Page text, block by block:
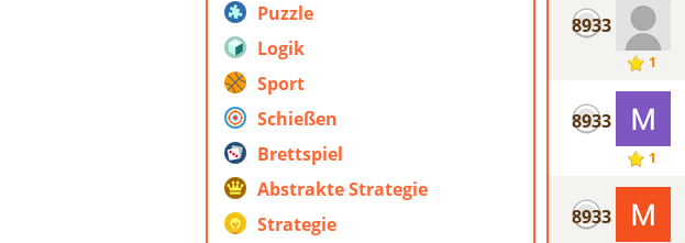
Puzzle
Logik
Sport
Schießen
Brettspiel
Abstrakte Strategie
Strategie
8933
1
8933
1
8933